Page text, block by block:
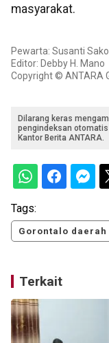
masyarakat.
Pewarta: Susanti Sako
Editor: Debby H. Mano
Copyright © ANTARA
Dilarang keras
pengindeksan
Kantor Berita ANTARA.
Tags:
Gorontalo daerah
Terkait